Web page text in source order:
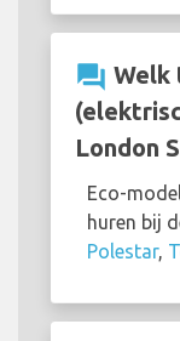
question_answer Welk
London
Eco-
huren bij
Polestar,